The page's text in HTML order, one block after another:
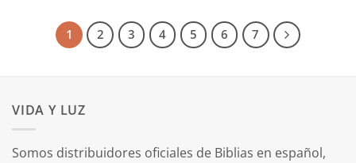
1 2 3 4 5 6 7
VIDA Y LUZ
Somos distribuidores oficiales de Biblias en español,